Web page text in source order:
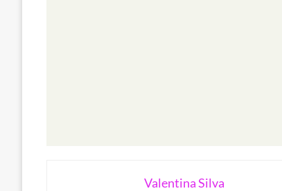
Valentina Silva